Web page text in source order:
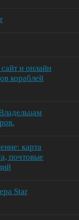
и онлайн
кораблей
карта
почтовые
Star